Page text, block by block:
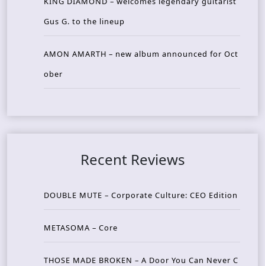
Gus G. to the lineup
AMON AMARTH – new album announced for Oct
ober
Recent Reviews
DOUBLE MUTE – Corporate Culture: CEO Edition
METASOMA – Core
THOSE MADE BROKEN – A Door You Can Never C